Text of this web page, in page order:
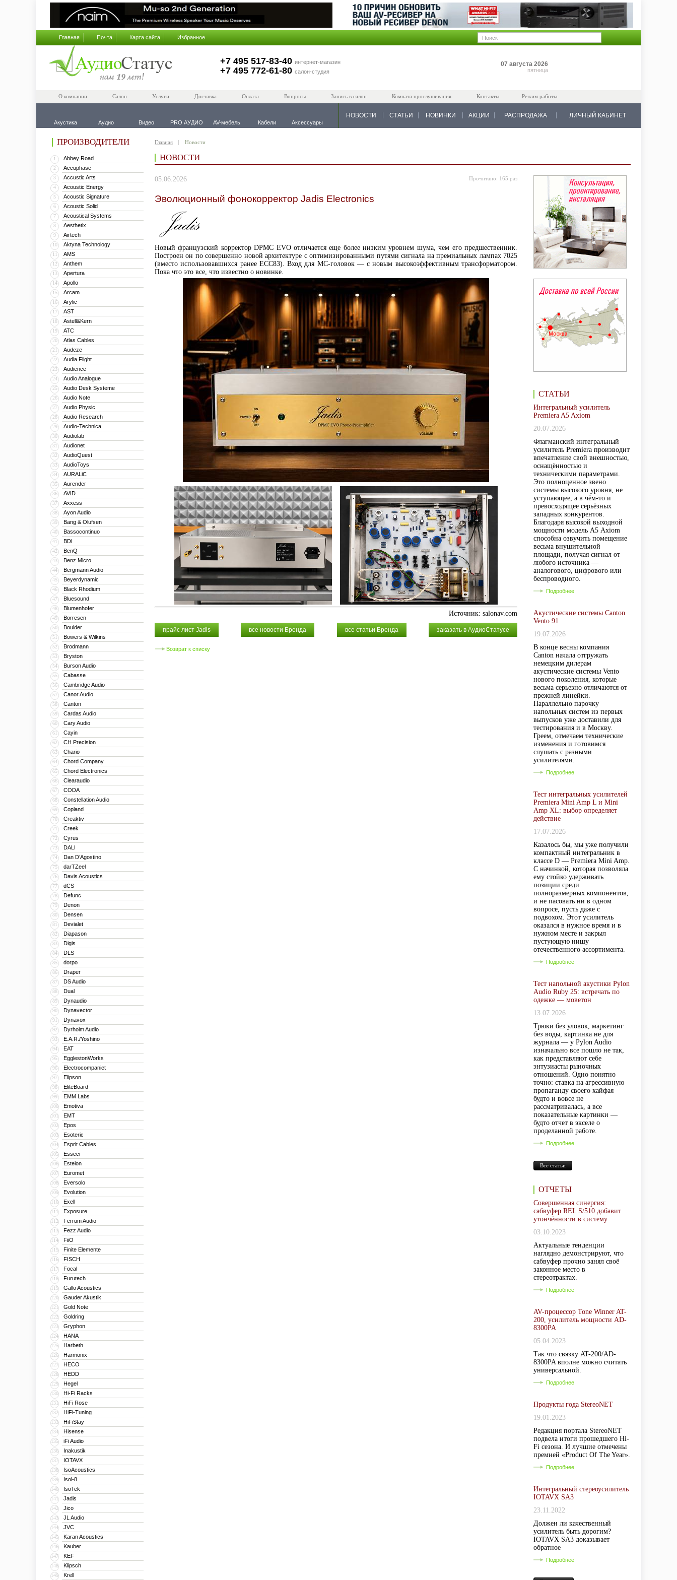
Главная Почта Карта сайта Избранное
+7 495 517-83-40 интернет-магазин
+7 495 772-61-80 салон-студия
07 августа 2026
пятница
О компании Салон Услуги Доставка Оплата Вопросы Запись в салон Комната прослушивания Контакты Режим работы
Акустика Аудио Видео PRO АУДИО AV-мебель Кабели Аксессуары
НОВОСТИ СТАТЬИ НОВИНКИ АКЦИИ РАСПРОДАЖА ЛИЧНЫЙ КАБИНЕТ
ПРОИЗВОДИТЕЛИ
1 Abbey Road
2 Accuphase
3 Accustic Arts
4 Acoustic Energy
5 Acoustic Signature
6 Acoustic Solid
7 Acoustical Systems
8 Aesthetix
9 Airtech
10 Aktyna Technology
11 AMS
12 Anthem
13 Apertura
14 Apollo
15 Arcam
16 Arylic
17 AST
18 Astell&Kern
19 ATC
20 Atlas Cables
21 Audeze
22 Audia Flight
23 Audience
24 Audio Analogue
25 Audio Desk Systeme
26 Audio Note
27 Audio Physic
28 Audio Research
29 Audio-Technica
30 Audiolab
31 Audionet
32 AudioQuest
33 AudioToys
34 AURALiC
35 Aurender
36 AVID
37 Axxess
38 Ayon Audio
39 Bang & Olufsen
40 Bassocontinuo
41 BDI
42 BenQ
43 Benz Micro
44 Bergmann Audio
45 Beyerdynamic
46 Black Rhodium
47 Bluesound
48 Blumenhofer
49 Borresen
50 Boulder
51 Bowers & Wilkins
52 Brodmann
53 Bryston
54 Burson Audio
55 Cabasse
56 Cambridge Audio
57 Canor Audio
58 Canton
59 Cardas Audio
60 Cary Audio
61 Cayin
62 CH Precision
63 Chario
64 Chord Company
65 Chord Electronics
66 Clearaudio
67 CODA
68 Constellation Audio
69 Copland
70 Creaktiv
71 Creek
72 Cyrus
73 DALI
74 Dan D’Agostino
75 darTZeel
76 Davis Acoustics
77 dCS
78 Defunc
79 Denon
80 Densen
81 Devialet
82 Diapason
83 Digis
84 DLS
85 dorpo
86 Draper
87 DS Audio
88 Dual
89 Dynaudio
90 Dynavector
91 Dynavox
92 Dyrholm Audio
93 E.A.R./Yoshino
94 EAT
95 EgglestonWorks
96 Electrocompaniet
97 Elipson
98 EliteBoard
99 EMM Labs
100 Emotiva
101 EMT
102 Epos
103 Esoteric
104 Esprit Cables
105 Esseci
106 Estelon
107 Euromet
108 Eversolo
109 Evolution
110 Exell
111 Exposure
112 Ferrum Audio
113 Fezz Audio
114 FiiO
115 Finite Elemente
116 FISCH
117 Focal
118 Furutech
119 Gallo Acoustics
120 Gauder Akustik
121 Gold Note
122 Goldring
123 Gryphon
124 HANA
125 Harbeth
126 Harmonix
127 HECO
128 HEDD
129 Hegel
130 Hi-Fi Racks
131 HiFi Rose
132 HiFi-Tuning
133 HiFiStay
134 Hisense
135 iFi Audio
136 Inakustik
137 IOTAVX
138 IsoAcoustics
139 Isol-8
140 IsoTek
141 Jadis
142 Jico
143 JL Audio
144 JVC
145 Karan Acoustics
146 Kauber
147 KEF
148 Klipsch
149 Krell
Главная Новости
НОВОСТИ
СТАТЬИ
Интегральный усилитель
Premiera A5 Axiom
20.07.2026
Флагманский интегральный
усилитель Premiera производит
впечатление свой внешностью,
оснащённостью и
техническими параметрами.
Это полноценное звено
системы высокого уровня, не
уступающее, а в чём-то и
превосходящее серьёзных
западных конкурентов.
Благодаря высокой выходной
мощности модель А5 Axiom
способна озвучить помещение
весьма внушительной
площади, получая сигнал от
любого источника —
аналогового, цифрового или
беспроводного.
Подробнее
Акустические системы Canton
Vento 91
19.07.2026
В конце весны компания
Canton начала отгружать
немецким дилерам
акустические системы Vento
нового поколения, которые
весьма серьезно отличаются от
прежней линейки.
Параллельно парочку
напольных систем из первых
выпусков уже доставили для
тестирования и в Москву.
Греем, отмечаем технические
изменения и готовимся
слушать с разными
усилителями.
Подробнее
Тест интегральных усилителей
Premiera Mini Amp L и Mini
Amp XL: выбор определяет
действие
17.07.2026
Казалось бы, мы уже получили
компактный интегральник в
классе D — Premiera Mini Amp.
С начинкой, которая позволяла
ему стойко удерживать
позиции среди
полноразмерных компонентов,
и не пасовать ни в одном
вопросе, пусть даже с
подвохом. Этот усилитель
оказался в нужное время и в
нужном месте и закрыл
пустующую нишу
отечественного ассортимента.
Подробнее
Тест напольной акустики Pylon
Audio Ruby 25: встречать по
одежке — моветон
13.07.2026
Трюки без уловок, маркетинг
без воды, картинка не для
журнала — у Pylon Audio
изначально все пошло не так,
как представляют себе
энтузиасты рыночных
отношений. Одно понятно
точно: ставка на агрессивную
пропаганду своего хайфая
будто и вовсе не
рассматривалась, а все
показательные картинки —
будто отчет в экселе о
проделанной работе.
Подробнее
Все статьи
ОТЧЕТЫ
Совершенная синергия:
сабвуфер REL S/510 добавит
утончённости в систему
03.10.2023
Актуальные тенденции
наглядно демонстрируют, что
сабвуфер прочно занял своё
законное место в
стереотрактах.
Подробнее
AV-процессор Tone Winner AT-
200, усилитель мощности AD-
8300PA
05.04.2023
Так что связку AT-200/AD-
8300PA вполне можно считать
универсальной.
Подробнее
Продукты года StereoNET
19.01.2023
Редакция портала StereoNET
подвела итоги прошедшего Hi-
Fi сезона. И лучшие отмечены
премией «Product Of The Year».
Подробнее
Интегральный стереоусилитель
IOTAVX SA3
23.11.2022
Должен ли качественный
усилитель быть дорогим?
IOTAVX SA3 доказывает
обратное
Подробнее
05.06.2026 Прочитано: 165 раз
Эволюционный фонокорректор Jadis Electronics
Новый французский корректор DPMC EVO отличается еще более низким уровнем шума, чем его предшественник.
Построен он по совершенно новой архитектуре с оптимизированными путями сигнала на премиальных лампах 7025
(вместо использовавшихся ранее ECC83). Вход для MC-головок — с новым высокоэффективным трансформатором.
Пока что это все, что известно о новинке.
Источник: salonav.com
прайс лист Jadis все новости Бренда все статьи Бренда заказать в АудиоСтатусе
Возврат к списку